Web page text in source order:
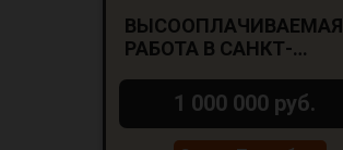
ВЫСООПЛАЧИВАЕМАЯ
РАБОТА В САНКТ-
ДЕВУШЕК 18+
1 000 000 руб.